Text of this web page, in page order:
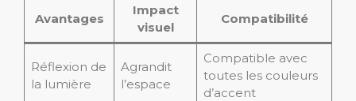
Avantages
Impact
visuel
Compatibilité
Réflexion de
la lumière
Agrandit
l’espace
Compatible avec
toutes les couleurs
d’accent